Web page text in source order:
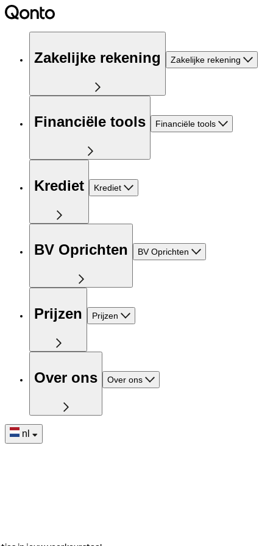
Zakelijke rekening Zakelijke rekening
Financiële tools Financiële tools
Krediet Krediet
BV Oprichten BV Oprichten
Prijzen Prijzen
Over ons Over ons
nl